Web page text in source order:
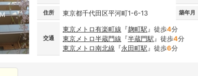
住所 東京都千代田区平河町1-6-13 築年月
交通
東京メトロ有楽町線 『麹町駅 』徒歩4分
東京メトロ半蔵門線 『半蔵門駅 』徒歩4分
東京メトロ南北線 『永田町駅 』徒歩6分